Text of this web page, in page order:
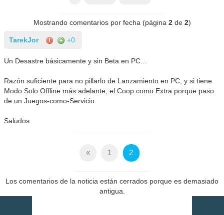
Mostrando comentarios por fecha (página 2de 2)
TarekJor +0
Un Desastre básicamente y sin Beta en PC...
Razón suficiente para no pillarlo de Lanzamiento en PC, y si tiene
Modo Solo Offline más adelante, el Coop como Extra porque paso
de un Juegos-como-Servicio.
Saludos
« 1 2
Los comentarios de la noticia están cerrados porque es demasiado
antigua.